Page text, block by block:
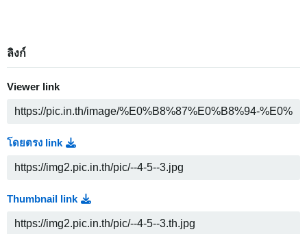
ลิงก์
Viewer link
โดยตรง link
Thumbnail link